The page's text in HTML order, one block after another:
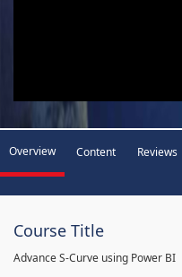
Overview Content Reviews
Course Title
Advance S-Curve using Power BI